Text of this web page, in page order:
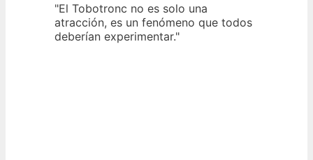
"El Tobotronc no es solo una
atracción, es un fenómeno que todos
deberían experimentar."